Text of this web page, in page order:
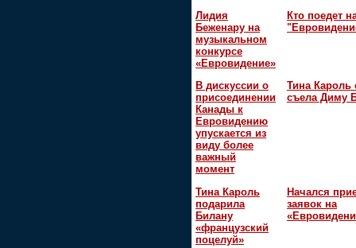
Лидия
Беженару на
музыкальном
конкурсе
«Евровидение»
Кто поедет
В дискуссии о
присоединении
Канады к
Евровидению
упускается из
виду более
важный
момент
Тина Кароль
съела Диму
Тина Кароль
подарила
Билану
«французский
поцелуй»
Начался
заявок на